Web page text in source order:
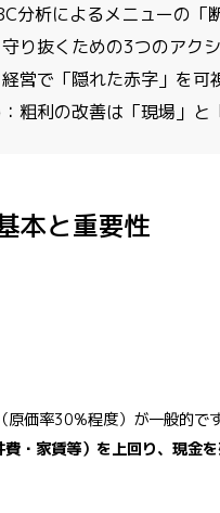
分析によるメニューの「
り抜くための3つのアク
営で「隠れた赤字」を可
粗利の改善は「現場」と
本と重要性
価率30%程度）が一般的
・家賃等）を上回り、現金を